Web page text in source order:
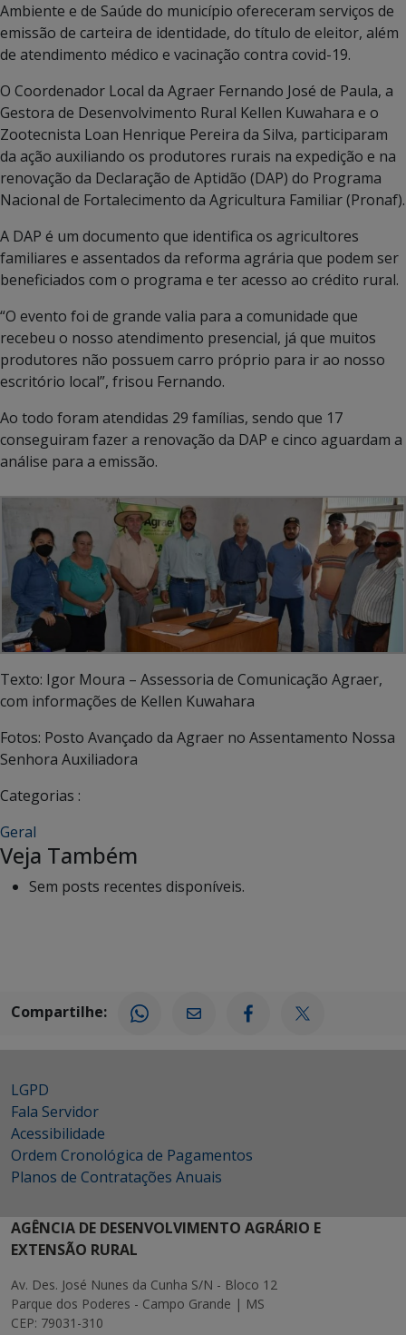
Ambiente e de Saúde do município ofereceram serviços de
emissão de carteira de identidade, do título de eleitor, além
de atendimento médico e vacinação contra covid-19.
O Coordenador Local da Agraer Fernando José de Paula, a
Gestora de Desenvolvimento Rural Kellen Kuwahara e o
Zootecnista Loan Henrique Pereira da Silva, participaram
da ação auxiliando os produtores rurais na expedição e na
renovação da Declaração de Aptidão (DAP) do Programa
Nacional de Fortalecimento da Agricultura Familiar (Pronaf).
A DAP é um documento que identifica os agricultores
familiares e assentados da reforma agrária que podem ser
beneficiados com o programa e ter acesso ao crédito rural.
“O evento foi de grande valia para a comunidade que
recebeu o nosso atendimento presencial, já que muitos
produtores não possuem carro próprio para ir ao nosso
escritório local”, frisou Fernando.
Ao todo foram atendidas 29 famílias, sendo que 17
conseguiram fazer a renovação da DAP e cinco aguardam a
análise para a emissão.
Texto: Igor Moura – Assessoria de Comunicação Agraer,
com informações de Kellen Kuwahara
Fotos: Posto Avançado da Agraer no Assentamento Nossa
Senhora Auxiliadora
Categorias :
Geral
Veja Também
Sem posts recentes disponíveis.
Compartilhe:
LGPD
Fala Servidor
Acessibilidade
Ordem Cronológica de Pagamentos
Planos de Contratações Anuais
AGÊNCIA DE DESENVOLVIMENTO AGRÁRIO E
EXTENSÃO RURAL
Av. Des. José Nunes da Cunha S/N - Bloco 12
Parque dos Poderes - Campo Grande | MS
CEP: 79031-310